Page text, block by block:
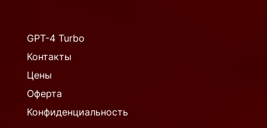
GPT-4 Turbo
Контакты
Цены
Оферта
Конфиденциальность